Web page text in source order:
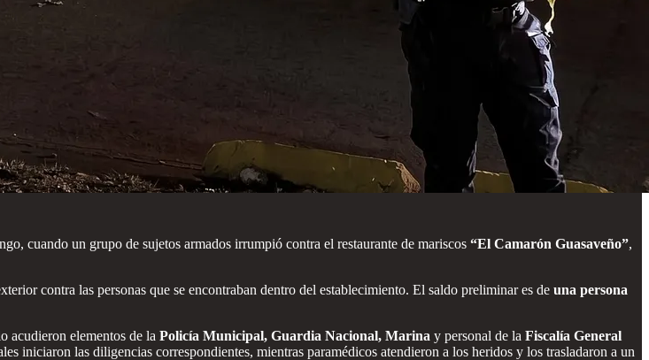
cuando un grupo de sujetos armados irrumpió contra el restaurante de mariscos “El Camarón Guasaveño”,
contra las personas que se encontraban dentro del establecimiento. El saldo preliminar es de una persona
acudieron elementos de la Policía Municipal, Guardia Nacional, Marina y personal de la Fiscalía General
iniciaron las diligencias correspondientes, mientras paramédicos atendieron a los heridos y los trasladaron a un